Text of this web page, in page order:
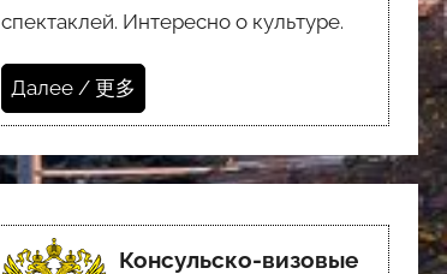
спектаклей. Интересно о культуре.
Далее / 更多
Консульско-визовые